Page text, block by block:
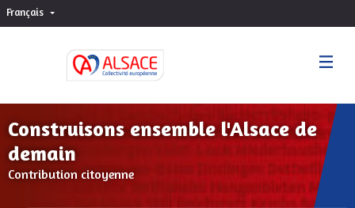
Français Choisir la langue
Construisons ensemble l'Alsace de
demain
Contribution citoyenne